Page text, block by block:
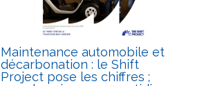
Maintenance automobile et
décarbonation : le Shift
Project pose les chiffres ;